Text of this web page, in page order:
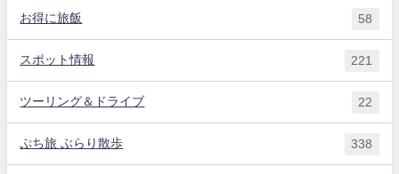
お得に旅飯 58
スポット情報 221
ツーリング＆ドライブ 22
ぷち旅 ぶらり散歩 338